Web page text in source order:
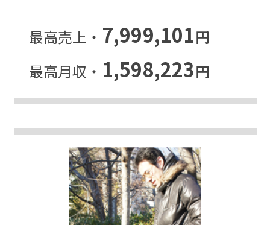
最高売上・ 7,999,101円
最高月収・ 1,598,223円